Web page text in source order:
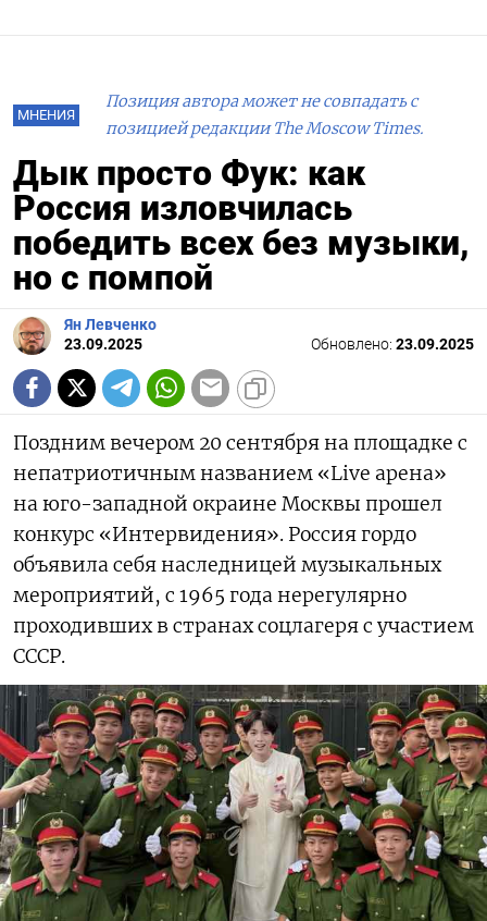
МНЕНИЯ
Позиция автора может не совпадать с
позицией редакции The Moscow Times.
Дык просто Фук: как
Россия изловчилась
победить всех без музыки,
но с помпой
Ян Левченко
23.09.2025
Обновлено: 23.09.2025
Поздним вечером 20 сентября на площадке с
непатриотичным названием «Live арена»
на юго-западной окраине Москвы прошел
конкурс «Интервидения». Россия гордо
объявила себя наследницей музыкальных
мероприятий, с 1965 года нерегулярно
проходивших в странах соцлагеря с участием
СССР.